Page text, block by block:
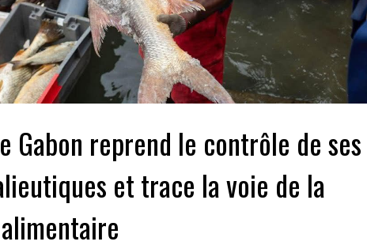
Gabon reprend le contrôle de ses
et trace la voie de la